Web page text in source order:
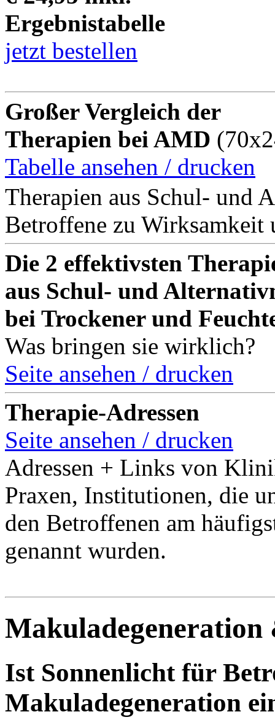
Ergebnistabelle
jetzt bestellen
Großer Vergleich der
Therapien bei AMD
Tabelle ansehen / drucken
Therapien aus Schul- und
Betroffene zu Wirksamkeit
Die 2 effektivsten
aus Schul- und
bei Trockener und
Was bringen sie wirklich?
Seite ansehen / drucken
Therapie-Adressen
Seite ansehen / drucken
Adressen + Links von
Praxen, Institutionen, die
den Betroffenen am
genannt wurden.
Makuladegeneration
Ist Sonnenlicht für
Makuladegeneration